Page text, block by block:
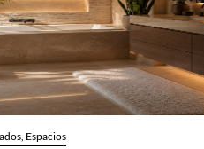
Espacios